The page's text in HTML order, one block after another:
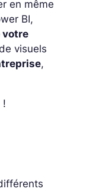
en même
BI,
votre
visuels
,
!